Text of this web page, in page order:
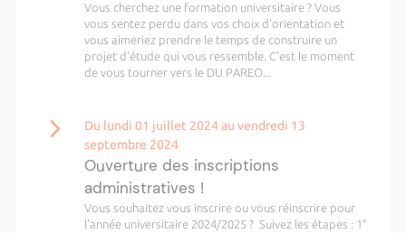
Vous cherchez une formation universitaire ? Vous
vous sentez perdu dans vos choix d'orientation et
vous aimeriez prendre le temps de construire un
projet d'étude qui vous ressemble. C’est le moment
de vous tourner vers le DU PAREO...
Du lundi 01 juillet 2024 au vendredi 13
septembre 2024
Ouverture des inscriptions
administratives !
Vous souhaitez vous inscrire ou vous réinscrire pour
l'année universitaire 2024/2025 ? Suivez les étapes : 1°